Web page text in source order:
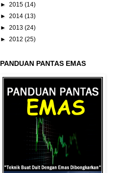
► 2015 (14)
► 2014 (13)
► 2013 (24)
► 2012 (25)
PANDUAN PANTAS EMAS